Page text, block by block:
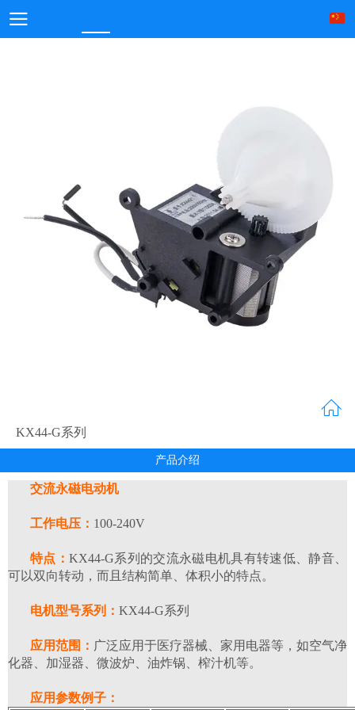
KX44-G系列
产品介绍
交流永磁电动机
工作电压： 100-240V
特点： KX44-G系列的交流永磁电机具有转速低、静音、
可以双向转动，而且结构简单、体积小的特点。
电机型号系列： KX44-G系列
应用范围： 广泛应用于医疗器械、家用电器等，如空气净
化器、加湿器、微波炉、油炸锅、榨汁机等。
应用参数例子：